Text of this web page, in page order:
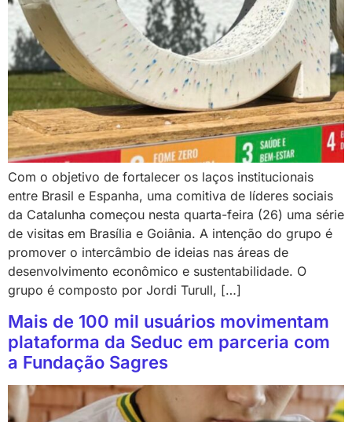
Com o objetivo de fortalecer os laços institucionais
entre Brasil e Espanha, uma comitiva de líderes sociais
da Catalunha começou nesta quarta-feira (26) uma série
de visitas em Brasília e Goiânia. A intenção do grupo é
promover o intercâmbio de ideias nas áreas de
desenvolvimento econômico e sustentabilidade. O
grupo é composto por Jordi Turull, […]
Mais de 100 mil usuários movimentam
plataforma da Seduc em parceria com
a Fundação Sagres